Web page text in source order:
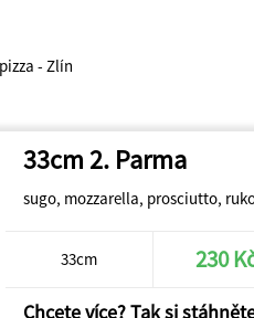
33cm 2. Parma
sugo, mozzarella, prosciutto,
33cm 230
Chcete více? Tak si